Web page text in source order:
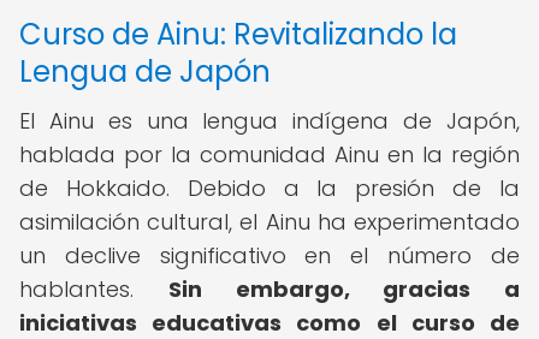
Curso de Ainu: Revitalizando la
Lengua de Japón
El Ainu es una lengua indígena de Japón,
hablada por la comunidad Ainu en la región
de Hokkaido. Debido a la presión de la
asimilación cultural, el Ainu ha experimentado
un declive significativo en el número de
hablantes. Sin embargo, gracias a
iniciativas educativas como el curso de